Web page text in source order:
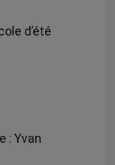
d’été
: Yvan